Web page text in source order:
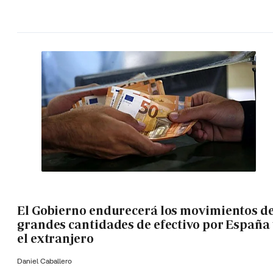
El Gobierno endurecerá los movimientos
grandes cantidades de efectivo por España
el extranjero
Daniel Caballero